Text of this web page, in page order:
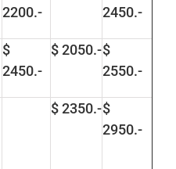
2200.-
2450.-
$
2450.-
$ 2050.-$
2550.-
$ 2350.-$
2950.-